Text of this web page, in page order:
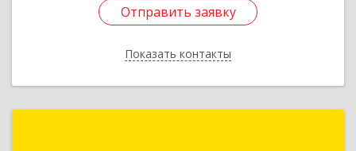
Отправить заявку
Показать контакты
Отправить заявку
Назад